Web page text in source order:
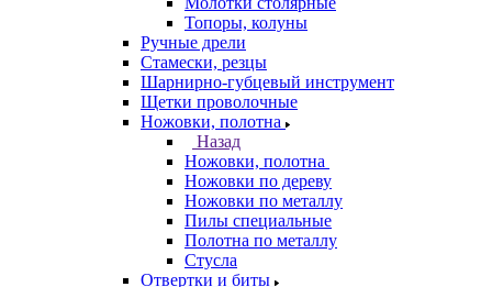
Топоры, колуны
Ручные дрели
Стамески, резцы
Шарнирно-губцевый инструмент
Щетки проволочные
Ножовки, полотна
Назад
Ножовки, полотна
Ножовки по дереву
Ножовки по металлу
Пилы специальные
Полотна по металлу
Стусла
Отвертки и биты